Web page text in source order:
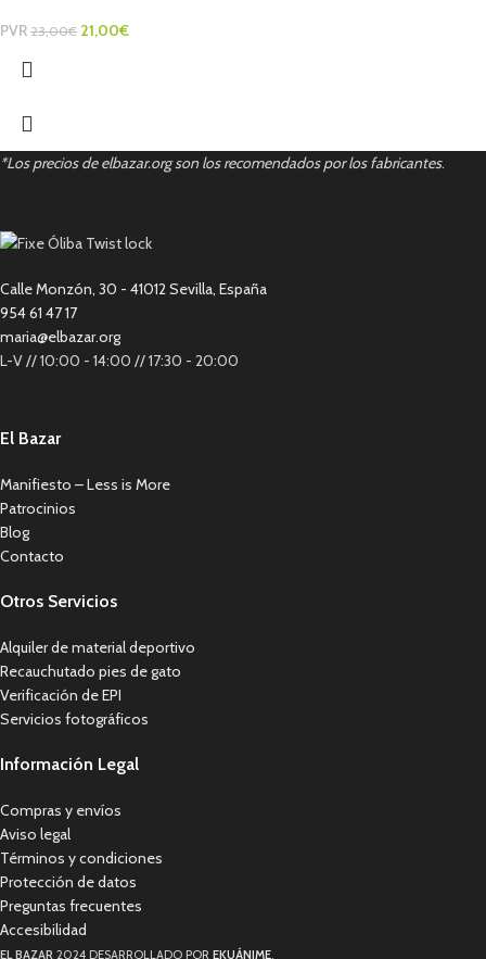
PVR 23,00€ 21,00€
*Los precios de elbazar.org son los recomendados por los fabricantes.
Calle Monzón, 30 - 41012 Sevilla, España
954 61 47 17
maria@elbazar.org
L-V // 10:00 - 14:00 // 17:30 - 20:00
El Bazar
Manifiesto – Less is More
Patrocinios
Blog
Contacto
Otros Servicios
Alquiler de material deportivo
Recauchutado pies de gato
Verificación de EPI
Servicios fotográficos
Información Legal
Compras y envíos
Aviso legal
Términos y condiciones
Protección de datos
Preguntas frecuentes
Accesibilidad
EL BAZAR 2024 DESARROLLADO POR EKUÁNIME